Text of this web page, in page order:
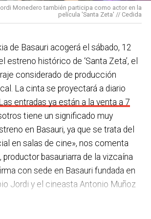
personas mayores e iniciativas para
digital. Además, este año se ha
año que viene, se comenzarán a
de atención diurna y viviendas
la actualidad municipal ha
por las investigaciones sobre
urbanísticas . ¿Cómo
el equipo de gobierno esta
mensaje trasladarías a la
hechos denunciados son graves y
aclarar si han existido irregularidades
y transparencia, así como
plan de emergencias de la
reales
en las reuniones del
de los trabajadores
con elevar los hechos a la
Aunque inicialmente
de cambio de actitud, la parte
las medidas adoptadas ante las
han sido meramente
y centradas en
a aplicar soluciones reales ni
puestos de mayor exposición.
Monedero también participa como actor en la
película 'Santa Zeta' // Cedida
de Basauri acogerá el sábado, 12
estreno histórico de ‘Santa Zeta’, el
considerado de producción
La cinta se proyectará a diario
Las entradas ya están a la venta a 7
tiene un significado muy
en Basauri, ya que se trata del
en salas de cine», nos comenta
basauriarra de la vizcaína
con sede en Basauri fundada en
Jordi y el cineasta Antonio Muñoz